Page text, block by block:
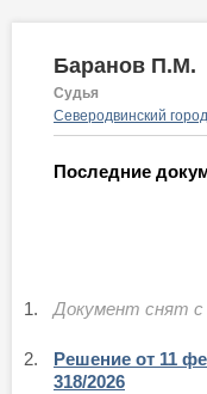
Баранов П.М.
Судья
Северодвинский
Последние
1. Документ снят с
2.
Решение от 11
318/2026